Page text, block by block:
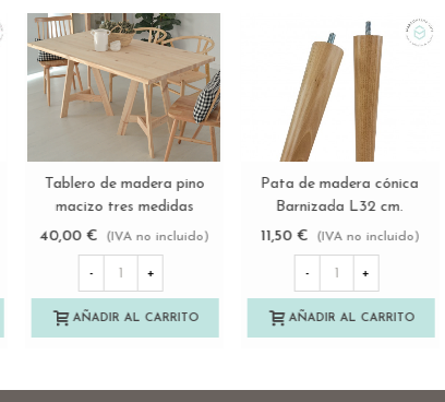
Ver más
Pata de madera torneada
L20 cm. Ref.ST83
4,50 €
(IVA no incluido)
+
AÑADIR AL CARRITO
Ver más
Pata de madera cilíndrica
L73 cm. Ref.ST147
11,50 €
(IVA no incluido)
+
AÑADIR AL CARRITO